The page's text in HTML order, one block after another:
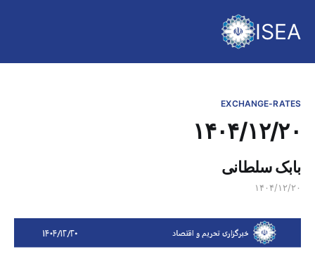
ISEA
EXCHANGE-RATES
۱۴۰۴/۱۲/۲۰
بابک سلطانی
۱۴۰۴/۱۲/۲۰